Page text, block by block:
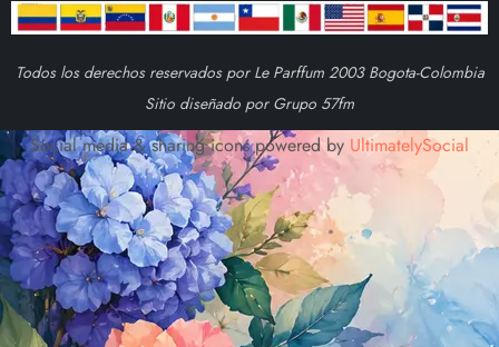
Todos los derechos reservados por Le Parffum 2003 Bogota-Colombia
Sitio diseñado por Grupo 57fm
Social media & sharing icons powered by UltimatelySocial